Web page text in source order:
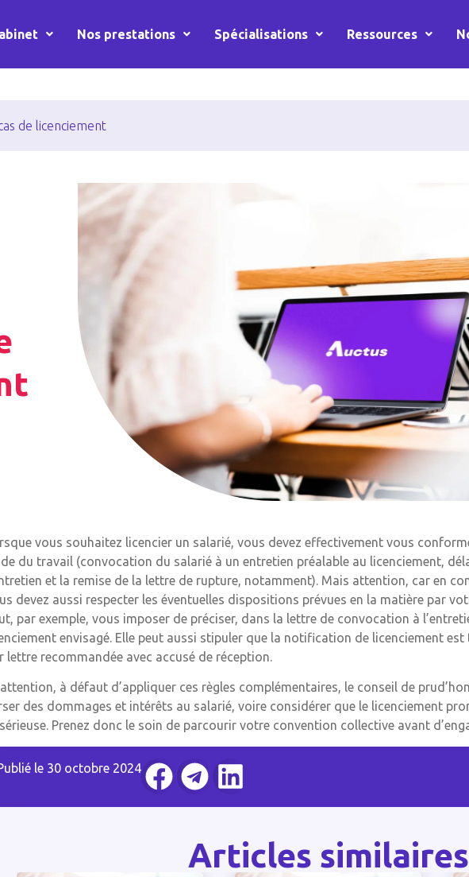
Nos prestations Spécialisations Ressources
de licenciement
vous souhaitez licencier un salarié, vous devez effectivement vous
du travail (convocation du salarié à un entretien préalable au licenciement,
et la remise de la lettre de rupture, notamment). Mais attention, car en
devez aussi respecter les éventuelles dispositions prévues en la matière par
par exemple, vous imposer de préciser, dans la lettre de convocation à
envisagé. Elle peut aussi stipuler que la notification de licenciement
lettre recommandée avec accusé de réception.
à défaut d’appliquer ces règles complémentaires, le conseil de
des dommages et intérêts au salarié, voire considérer que le licenciement
Prenez donc le soin de parcourir votre convention collective avant
le 30 octobre 2024
Articles similaires